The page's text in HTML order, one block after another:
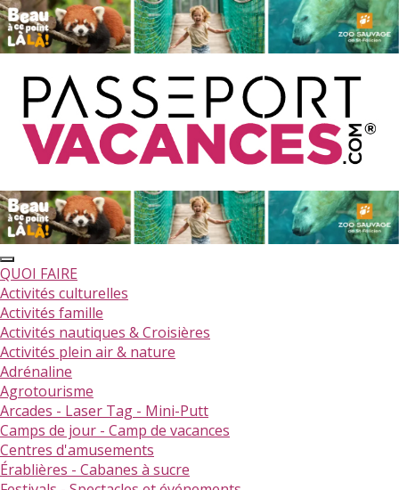
QUOI FAIRE
Activités culturelles
Activités famille
Activités nautiques & Croisières
Activités plein air & nature
Adrénaline
Agrotourisme
Arcades - Laser Tag - Mini-Putt
Camps de jour - Camp de vacances
Centres d'amusements
Érablières - Cabanes à sucre